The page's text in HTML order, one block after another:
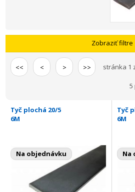
Zobraziť filtre
<< < > >> stránka 1
5
Tyč plochá 20/5
6M
Na objednávku
Tyč
6M
Na